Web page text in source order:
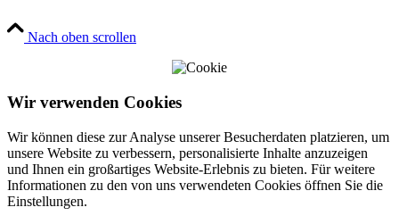
Nach oben scrollen
Wir verwenden Cookies
Wir können diese zur Analyse unserer Besucherdaten platzieren, um
unsere Website zu verbessern, personalisierte Inhalte anzuzeigen
und Ihnen ein großartiges Website-Erlebnis zu bieten. Für weitere
Informationen zu den von uns verwendeten Cookies öffnen Sie die
Einstellungen.